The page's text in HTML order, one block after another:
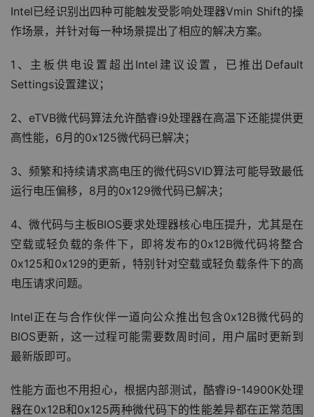
Intel已经识别出四种可能触发受影响处理器Vmin Shift的操
作场景，并针对每一种场景提出了相应的解决方案。
1、主板供电设置超出Intel建议设置，已推出Default
Settings设置建议；
2、eTVB微代码算法允许酷睿i9处理器在高温下还能提供更
高性能，6月的0x125微代码已解决；
3、频繁和持续请求高电压的微代码SVID算法可能导致最低
运行电压偏移，8月的0x129微代码已解决；
4、微代码与主板BIOS要求处理器核心电压提升，尤其是在
空载或轻负载的条件下，即将发布的0x12B微代码将整合
0x125和0x129的更新，特别针对空载或轻负载条件下的高
电压请求问题。
Intel正在与合作伙伴一道向公众推出包含0x12B微代码的
BIOS更新，这一过程可能需要数周时间，用户届时更新到
最新版即可。
性能方面也不用担心，根据内部测试，酷睿i9-14900K处理
器在0x12B和0x125两种微代码下的性能差异都在正常范围